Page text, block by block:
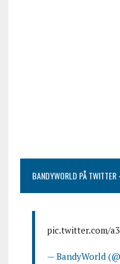
BANDYWORLD PÅ
pic.twitter.com/
— BandyWorld